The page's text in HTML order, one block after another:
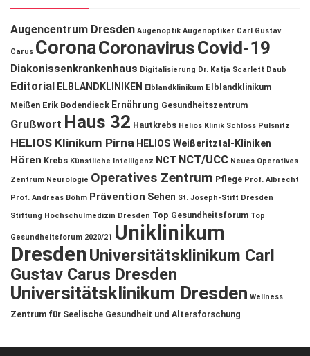
Augencentrum Dresden Augenoptik Augenoptiker Carl Gustav
Carus CoronaCoronavirusCovid-19
Diakonissenkrankenhaus Digitalisierung Dr. Katja Scarlett Daub
Editorial ELBLANDKLINIKEN Elblandklinikum Elblandklinikum
Meißen Erik Bodendieck Ernährung Gesundheitszentrum
Grußwort Haus 32 Hautkrebs Helios Klinik Schloss Pulsnitz
HELIOS Klinikum Pirna HELIOS Weißeritztal-Kliniken
Hören Krebs Künstliche Intelligenz NCT NCT/UCC Neues Operatives
Zentrum Neurologie Operatives Zentrum Pflege Prof. Albrecht
Prof. Andreas Böhm Prävention Sehen St. Joseph-Stift Dresden
Stiftung Hochschulmedizin Dresden Top Gesundheitsforum Top
Gesundheitsforum 2020/21 Uniklinikum
DresdenUniversitätsklinikum Carl
Gustav Carus Dresden
Universitätsklinikum Dresden Wellness
Zentrum für Seelische Gesundheit und Altersforschung